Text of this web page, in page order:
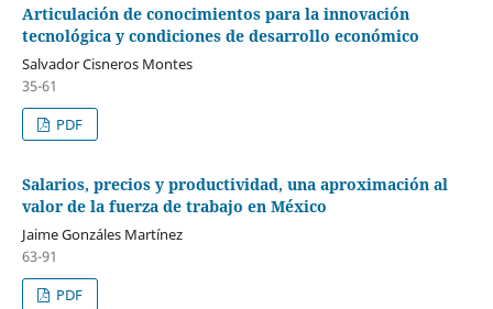
Articulación de conocimientos para la innovación
tecnológica y condiciones de desarrollo económico
Salvador Cisneros Montes
35-61
PDF
Salarios, precios y productividad, una aproximación al
valor de la fuerza de trabajo en México
Jaime Gonzáles Martínez
63-91
PDF